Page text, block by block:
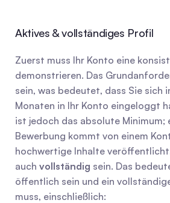
Aktives & vollständiges Profil
Zuerst muss Ihr Konto eine
demonstrieren. Das
sein, was bedeutet, dass Sie sich
Monaten in Ihr Konto eingeloggt
ist jedoch das absolute Minimum;
Bewerbung kommt von einem
hochwertige Inhalte
auch vollständig sein. Das
öffentlich sein und ein
muss, einschließlich: